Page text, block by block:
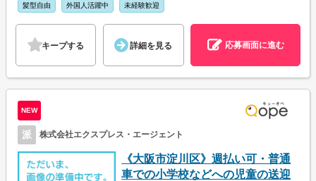
髪型自由 外国人活躍中 未経験歓迎
キープする 詳細を見る 応募画面に進む
NEW
派 株式会社エクスプレス・エージェント
《大阪市淀川区》週払い可・普通
車での小学校などへの児童の送迎